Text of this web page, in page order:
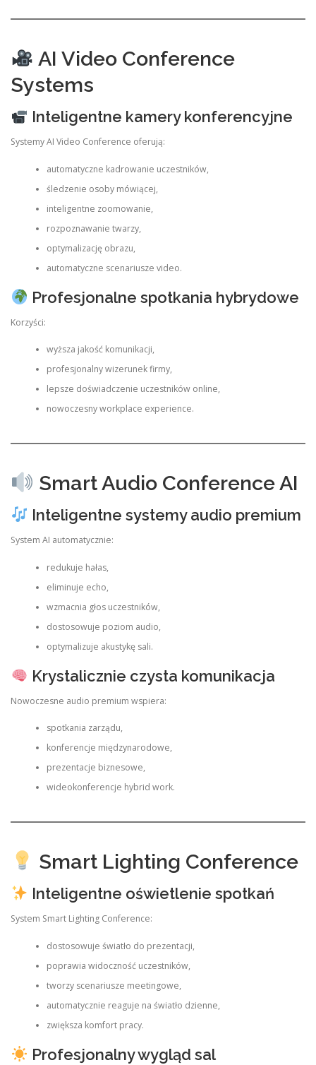
AI Video Conference
Systems
Inteligentne kamery konferencyjne
Systemy AI Video Conference oferują:
automatyczne kadrowanie uczestników,
śledzenie osoby mówiącej,
inteligentne zoomowanie,
rozpoznawanie twarzy,
optymalizację obrazu,
automatyczne scenariusze video.
Profesjonalne spotkania hybrydowe
Korzyści:
wyższa jakość komunikacji,
profesjonalny wizerunek firmy,
lepsze doświadczenie uczestników online,
nowoczesny workplace experience.
Smart Audio Conference AI
Inteligentne systemy audio premium
System AI automatycznie:
redukuje hałas,
eliminuje echo,
wzmacnia głos uczestników,
dostosowuje poziom audio,
optymalizuje akustykę sali.
Krystalicznie czysta komunikacja
Nowoczesne audio premium wspiera:
spotkania zarządu,
konferencje międzynarodowe,
prezentacje biznesowe,
wideokonferencje hybrid work.
Smart Lighting Conference
Inteligentne oświetlenie spotkań
System Smart Lighting Conference:
dostosowuje światło do prezentacji,
poprawia widoczność uczestników,
tworzy scenariusze meetingowe,
automatycznie reaguje na światło dzienne,
zwiększa komfort pracy.
Profesjonalny wygląd sal